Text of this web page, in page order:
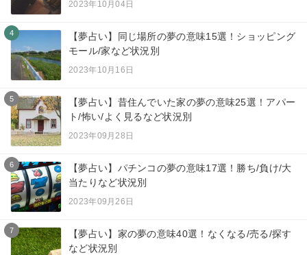
2023年10月04日
4
【夢占い】同じ場所の夢の意味15選！ショッピング
モール/家など状況別
2023年10月16日
5
【夢占い】昔住んでいた家の夢の意味25選！アパー
ト/怖い/よく見るなど状況別
2023年09月28日
6
【夢占い】パチンコの夢の意味17選！勝ち/負け/大
当たりなど状況別
2023年09月26日
7
【夢占い】家の夢の意味40選！なくなる/売る/探す
など状況別